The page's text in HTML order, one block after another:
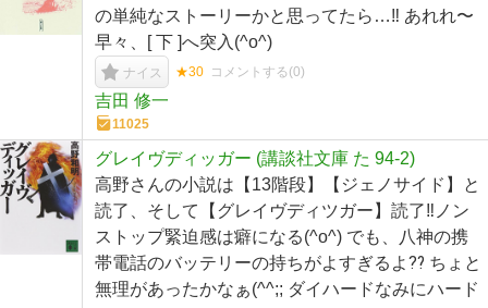
の単純なストーリーかと思ってたら…‼︎ あれれ〜
早々、[ 下 ]へ突入(^o^)
ナイス ★30 コメントする(0)
吉田 修一
11025
グレイヴディッガー (講談社文庫 た 94-2)
高野さんの小説は【13階段】【ジェノサイド】と
読了、そして【グレイヴディツガー】読了‼︎ノン
ストップ緊迫感は癖になる(^o^) でも、八神の携
帯電話のバッテリーの持ちがよすぎるよ⁇ ちょと
無理があったかなぁ(^^;; ダイハードなみにハード